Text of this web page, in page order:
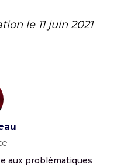
le 11 juin 2021
aux problématiques